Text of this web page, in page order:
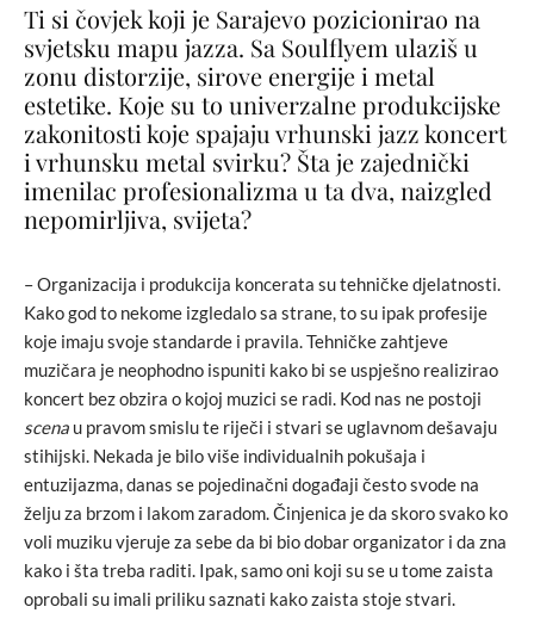
Ti si čovjek koji je Sarajevo pozicionirao na
svjetsku mapu jazza. Sa Soulflyem ulaziš u
zonu distorzije, sirove energije i metal
estetike. Koje su to univerzalne produkcijske
zakonitosti koje spajaju vrhunski jazz koncert
i vrhunsku metal svirku? Šta je zajednički
imenilac profesionalizma u ta dva, naizgled
nepomirljiva, svijeta?
– Organizacija i produkcija koncerata su tehničke djelatnosti.
Kako god to nekome izgledalo sa strane, to su ipak profesije
koje imaju svoje standarde i pravila. Tehničke zahtjeve
muzičara je neophodno ispuniti kako bi se uspješno realizirao
koncert bez obzira o kojoj muzici se radi. Kod nas ne postoji
scena u pravom smislu te riječi i stvari se uglavnom dešavaju
stihijski. Nekada je bilo više individualnih pokušaja i
entuzijazma, danas se pojedinačni događaji često svode na
želju za brzom i lakom zaradom. Činjenica je da skoro svako ko
voli muziku vjeruje za sebe da bi bio dobar organizator i da zna
kako i šta treba raditi. Ipak, samo oni koji su se u tome zaista
oprobali su imali priliku saznati kako zaista stoje stvari.